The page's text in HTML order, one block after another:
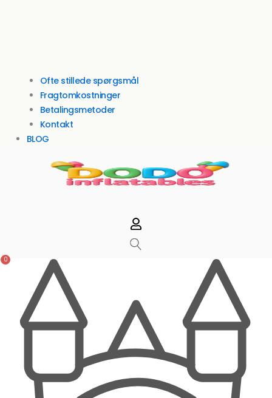
Ofte stillede spørgsmål
Fragtomkostninger
Betalingsmetoder
Kontakt
BLOG
0